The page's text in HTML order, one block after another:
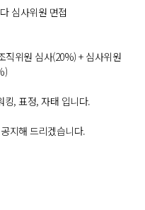
심사위원 면접
직위원 심사(20%) + 심사위원
킹, 표정, 자태 입니다.
지해 드리겠습니다.